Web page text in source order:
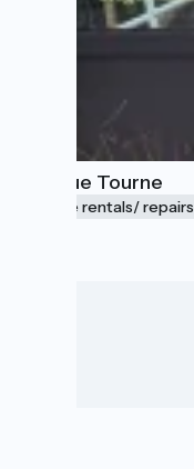
La Roue Tourne
Bicycle rentals/ repairs